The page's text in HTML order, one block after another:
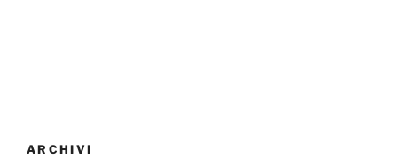
ARCHIVI